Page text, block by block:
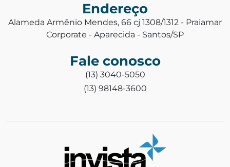
Endereço
Alameda Armênio Mendes, 66 cj 1308/1312 - Praiamar
Corporate - Aparecida - Santos/SP
Fale conosco
(13) 3040-5050
(13) 98148-3600